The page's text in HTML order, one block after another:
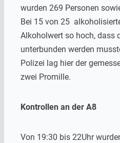
wurden 269 Personen
Bei 15 von 25
Alkoholwert so hoch, dass
unterbunden werden
Polizei lag hier der
zwei Promille.
Kontrollen an der A8
Von 19:30 bis 22Uhr